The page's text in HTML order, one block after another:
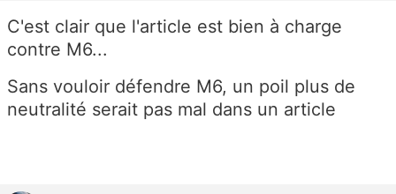
C'est clair que l'article est bien à charge
contre M6...
Sans vouloir défendre M6, un poil plus de
neutralité serait pas mal dans un article